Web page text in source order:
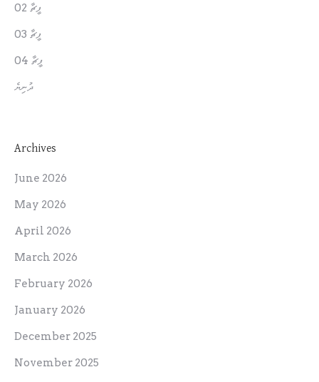
ފީޗާ 02
ފީޗާ 03
ފީޗާ 04
ދުނިޔެ
Archives
June 2026
May 2026
April 2026
March 2026
February 2026
January 2026
December 2025
November 2025